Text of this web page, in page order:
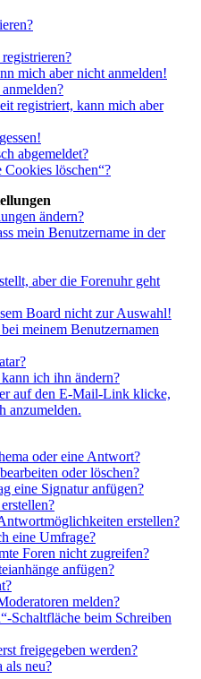
mich aber nicht anmelden!
registriert, kann mich aber
abgemeldet?
löschen“?
ändern?
mein Benutzername in der
aber die Forenuhr geht
Board nicht zur Auswahl!
meinem Benutzernamen
ich ihn ändern?
auf den E-Mail-Link klicke,
anzumelden.
oder eine Antwort?
oder löschen?
eine Signatur anfügen?
erstellen?
eine Umfrage?
Foren nicht zugreifen?
anfügen?
melden?
Schaltfläche beim Schreiben
freigegeben werden?
als neu?